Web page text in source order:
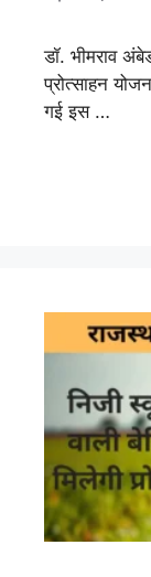
डॉ. भीमराव
प्रोत्साहन
गई इस …